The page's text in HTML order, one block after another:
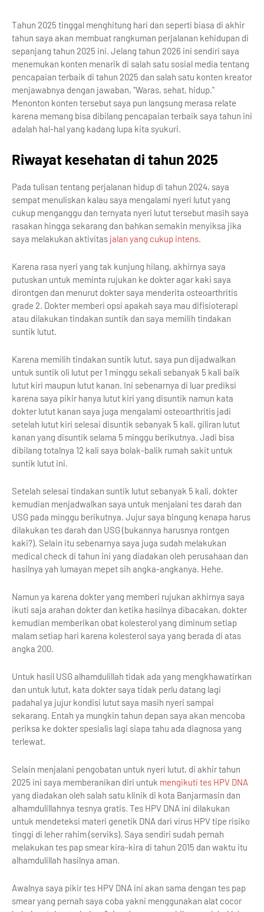
Tahun 2025 tinggal menghitung hari dan seperti biasa di akhir
tahun saya akan membuat rangkuman perjalanan kehidupan di
sepanjang tahun 2025 ini. Jelang tahun 2026 ini sendiri saya
menemukan konten menarik di salah satu sosial media tentang
pencapaian terbaik di tahun 2025 dan salah satu konten kreator
menjawabnya dengan jawaban, "Waras, sehat, hidup."
Menonton konten tersebut saya pun langsung merasa relate
karena memang bisa dibilang pencapaian terbaik saya tahun ini
adalah hal-hal yang kadang lupa kita syukuri.
Riwayat kesehatan di tahun 2025
Pada tulisan tentang perjalanan hidup di tahun 2024, saya
sempat menuliskan kalau saya mengalami nyeri lutut yang
cukup menganggu dan ternyata nyeri lutut tersebut masih saya
rasakan hingga sekarang dan bahkan semakin menyiksa jika
saya melakukan aktivitas jalan yang cukup intens.
Karena rasa nyeri yang tak kunjung hilang, akhirnya saya
putuskan untuk meminta rujukan ke dokter agar kaki saya
dirontgen dan menurut dokter saya menderita osteoarthritis
grade 2. Dokter memberi opsi apakah saya mau difisioterapi
atau dilakukan tindakan suntik dan saya memilih tindakan
suntik lutut.
Karena memilih tindakan suntik lutut, saya pun dijadwalkan
untuk suntik oli lutut per 1 minggu sekali sebanyak 5 kali baik
lutut kiri maupun lutut kanan. Ini sebenarnya di luar prediksi
karena saya pikir hanya lutut kiri yang disuntik namun kata
dokter lutut kanan saya juga mengalami osteoarthritis jadi
setelah lutut kiri selesai disuntik sebanyak 5 kali, giliran lutut
kanan yang disuntik selama 5 minggu berikutnya. Jadi bisa
dibilang totalnya 12 kali saya bolak-balik rumah sakit untuk
suntik lutut ini.
Setelah selesai tindakan suntik lutut sebanyak 5 kali, dokter
kemudian menjadwalkan saya untuk menjalani tes darah dan
USG pada minggu berikutnya. Jujur saya bingung kenapa harus
dilakukan tes darah dan USG (bukannya harusnya rontgen
kaki?). Selain itu sebenarnya saya juga sudah melakukan
medical check di tahun ini yang diadakan oleh perusahaan dan
hasilnya yah lumayan mepet sih angka-angkanya. Hehe.
Namun ya karena dokter yang memberi rujukan akhirnya saya
ikuti saja arahan dokter dan ketika hasilnya dibacakan, dokter
kemudian memberikan obat kolesterol yang diminum setiap
malam setiap hari karena kolesterol saya yang berada di atas
angka 200.
Untuk hasil USG alhamdulillah tidak ada yang mengkhawatirkan
dan untuk lutut, kata dokter saya tidak perlu datang lagi
padahal ya jujur kondisi lutut saya masih nyeri sampai
sekarang. Entah ya mungkin tahun depan saya akan mencoba
periksa ke dokter spesialis lagi siapa tahu ada diagnosa yang
terlewat.
Selain menjalani pengobatan untuk nyeri lutut, di akhir tahun
2025 ini saya memberanikan diri untuk mengikuti tes HPV DNA
yang diadakan oleh salah satu klinik di kota Banjarmasin dan
alhamdulillahnya tesnya gratis. Tes HPV DNA ini dilakukan
untuk mendeteksi materi genetik DNA dari virus HPV tipe risiko
tinggi di leher rahim (serviks). Saya sendiri sudah pernah
melakukan tes pap smear kira-kira di tahun 2015 dan waktu itu
alhamdulillah hasilnya aman.
Awalnya saya pikir tes HPV DNA ini akan sama dengan tes pap
smear yang pernah saya coba yakni menggunakan alat cocor